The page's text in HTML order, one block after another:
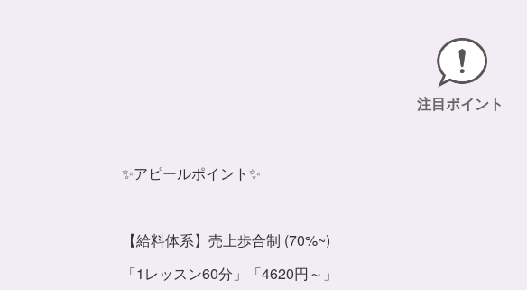
注目ポイント
✨アピールポイント✨
【給料体系】売上歩合制 (70%~)
「1レッスン60分」「4620円～」